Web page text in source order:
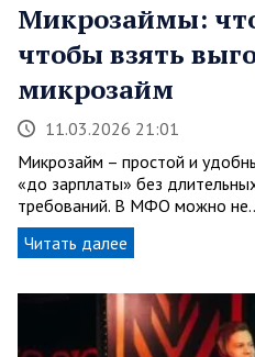
Микрозаймы:
чтобы взять
микрозайм
11.03.2026 21:01
Микрозайм – простой и
«до зарплаты» без
требований. В МФО можно
Читать далее